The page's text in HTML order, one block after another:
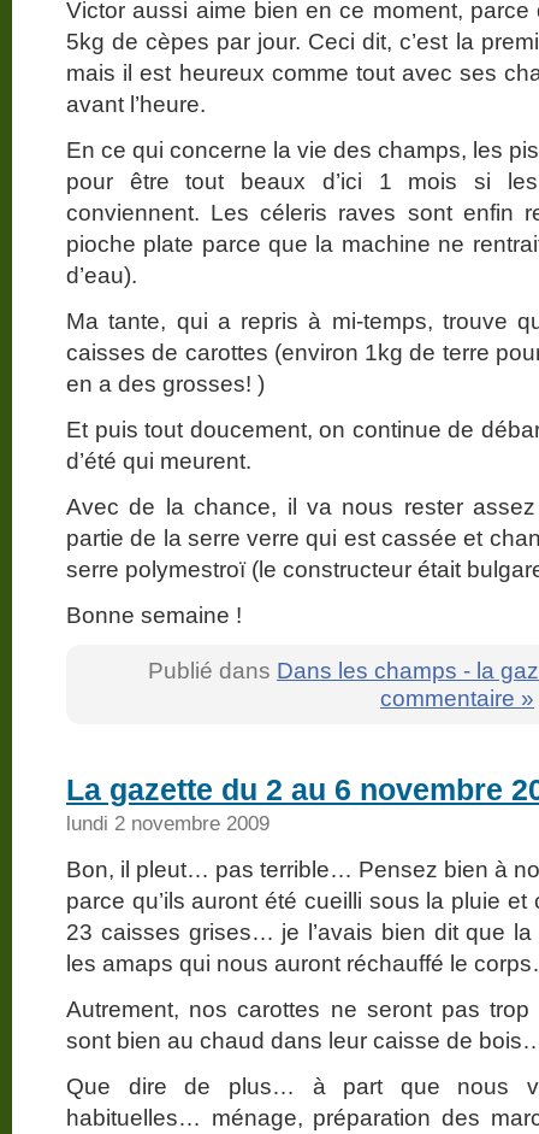
Victor aussi aime bien en ce moment,
5kg de cèpes par jour. Ceci dit, c’est la
mais il est heureux comme tout avec ses
avant l’heure.
En ce qui concerne la vie des champs, les
pour être tout beaux d’ici 1 mois si les
conviennent. Les céleris raves sont enfin
pioche plate parce que la machine ne
d’eau).
Ma tante, qui a repris à mi-temps, trouve
caisses de carottes (environ 1kg de terre
en a des grosses! )
Et puis tout doucement, on continue de
d’été qui meurent.
Avec de la chance, il va nous rester
partie de la serre verre qui est cassée et
serre polymestroï (le constructeur était
Bonne semaine !
Publié dans Dans les champs - la
commentaire »
La gazette du 2 au 6 novembre
lundi 2 novembre 2009
Bon, il pleut… pas terrible… Pensez bien à
parce qu’ils auront été cueilli sous la pluie
23 caisses grises… je l’avais bien dit que
les amaps qui nous auront réchauffé le
Autrement, nos carottes ne seront pas trop
sont bien au chaud dans leur caisse de
Que dire de plus… à part que nous
habituelles… ménage, préparation des